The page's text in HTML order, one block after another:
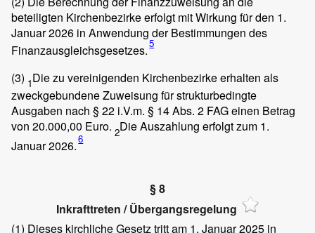
beteiligten Kirchenbezirke erfolgt mit Wirkung für den 1.
Januar 2026 in Anwendung der Bestimmungen des
Finanzausgleichsgesetzes.5
(3) 1Die zu vereinigenden Kirchenbezirke erhalten als
zweckgebundene Zuweisung für strukturbedingte
Ausgaben nach § 22 i.V.m. § 14 Abs. 2 FAG einen Betrag
von 20.000,00 Euro. 2Die Auszahlung erfolgt zum 1.
Januar 2026.6
§ 8
Inkrafttreten / Übergangsregelung
(1) Dieses kirchliche Gesetz tritt am 1. Januar 2025 in